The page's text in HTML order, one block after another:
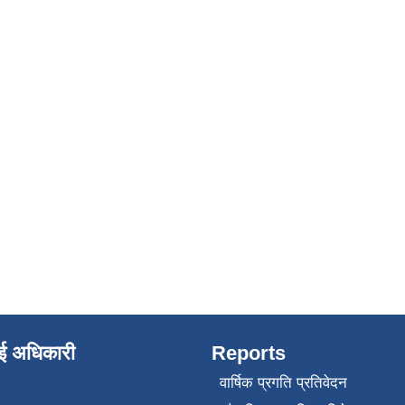
अधिकारी Reports
वार्षिक प्रगति प्रतिवेदन